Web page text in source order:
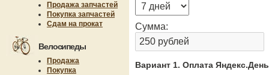
Продажа запчастей
Покупка запчастей
Сдам на прокат
Велосипеды
Продажа
Покупка
Сумма:
Вариант 1. Оплата